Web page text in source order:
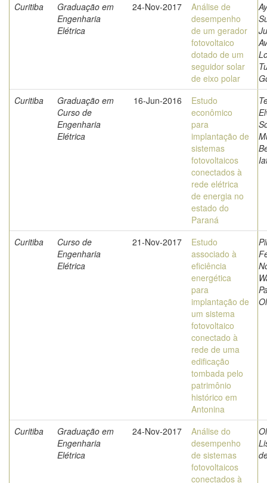
Curitiba
Graduação em
Engenharia
Elétrica
24-Nov-2017
Análise de
desempenho
de um gerador
fotovoltaico
dotado de um
seguidor solar
de eixo polar
Curitiba
Graduação em
Curso de
Engenharia
Elétrica
16-Jun-2016
Estudo
econômico
para
implantação de
sistemas
fotovoltaicos
conectados à
rede elétrica
de energia no
estado do
Paraná
Curitiba
Curso de
Engenharia
Elétrica
21-Nov-2017
Estudo
associado à
eficiência
energética
para
implantação de
um sistema
fotovoltaico
conectado à
rede de uma
edificação
tombada pelo
patrimônio
histórico em
Antonina
Curitiba
Graduação em
Engenharia
Elétrica
24-Nov-2017
Análise do
desempenho
de sistemas
fotovoltaicos
conectados à